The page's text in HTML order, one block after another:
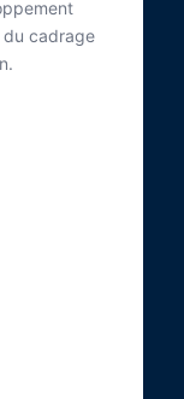
du cadrage